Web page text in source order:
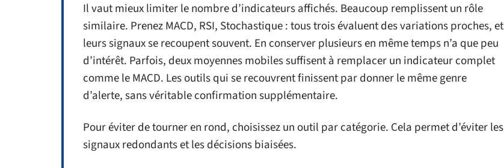
Il vaut mieux limiter le nombre d’indicateurs affichés. Beaucoup remplissent un rôle
similaire. Prenez MACD, RSI, Stochastique : tous trois évaluent des variations proches, et
leurs signaux se recoupent souvent. En conserver plusieurs en même temps n’a que peu
d’intérêt. Parfois, deux moyennes mobiles suffisent à remplacer un indicateur complet
comme le MACD. Les outils qui se recouvrent finissent par donner le même genre
d’alerte, sans véritable confirmation supplémentaire.
Pour éviter de tourner en rond, choisissez un outil par catégorie. Cela permet d’éviter les
signaux redondants et les décisions biaisées.